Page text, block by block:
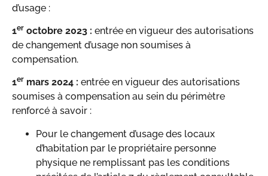
d’usage :
1er octobre 2023 : entrée en vigueur des autorisations
de changement d’usage non soumises à
compensation.
1er mars 2024 : entrée en vigueur des autorisations
soumises à compensation au sein du périmètre
renforcé à savoir :
​Pour le changement d’usage des locaux
d’habitation par le propriétaire personne
physique ne remplissant pas les conditions